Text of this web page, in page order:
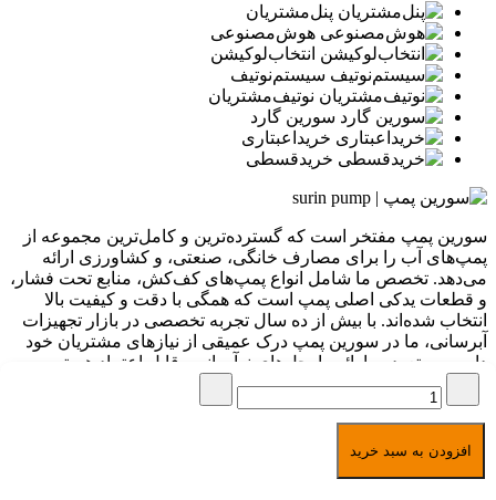
افزودن به سبد خرید
پنل‌مشتریان
هوش‌مصنوعی
انتخاب‌لوکیشن
سیستم‌نوتیف
نوتیف‌مشتریان
سورین گارد
خرید‌اعبتاری
خرید‌قسطی
سورین پمپ مفتخر است که گسترده‌ترین و کامل‌ترین مجموعه از
پمپ‌های آب را برای مصارف خانگی، صنعتی، و کشاورزی ارائه
می‌دهد. تخصص ما شامل انواع پمپ‌های کف‌کش، منابع تحت فشار،
و قطعات یدکی اصلی پمپ است که همگی با دقت و کیفیت بالا
انتخاب شده‌اند. با بیش از ده سال تجربه تخصصی در بازار تجهیزات
آبرسانی، ما در سورین پمپ درک عمیقی از نیازهای مشتریان خود
داریم و متعهد به ارائه راه‌حل‌های نوآورانه و قابل اعتماد هستیم.
برگشت به بالا
امکان خرید به صورت